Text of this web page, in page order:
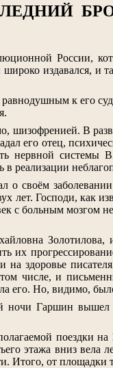
России,
издавался, и
к его
шизофренией. В
его отец,
нервной системы
реализации
о своём
лет. Господи, как
с больным мозгом
Золотилова,
их
на здоровье
числе, и
его. Но, видимо,
ночи Гаршин
поездки на
этажа вниз вела
Итого, от площадки